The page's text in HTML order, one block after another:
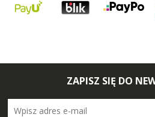
ZAPISZ SIĘ DO